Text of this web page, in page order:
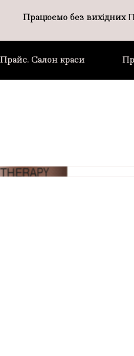
Працюємо без вихідних
Прайс. Салон краси